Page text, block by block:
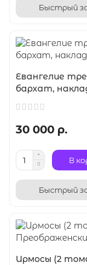
Быстрый
Евангелие
бархат,
30 000 р.
В
Быстрый
Ирмосы (2